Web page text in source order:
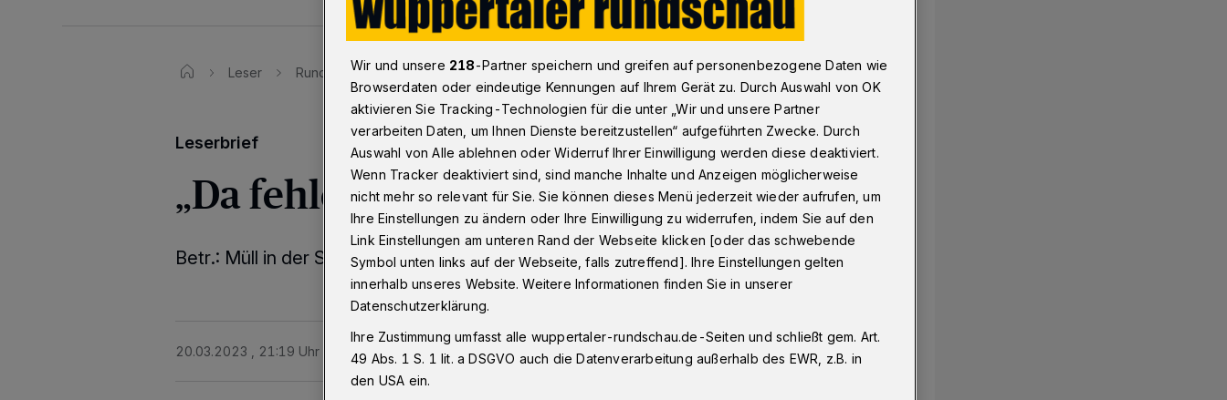
Leser Rundschau-Leserbrief zum Müll in der Stadt
Leserbrief
„Da fehlen mir die Worte“
Betr.: Müll in der Stadt
20.03.2023 , 21:19 Uhr Eine Minute Lesezeit
Wir und unsere 218-Partner speichern und greifen auf personenbezogene Daten wie
Browserdaten oder eindeutige Kennungen auf Ihrem Gerät zu. Durch Auswahl von OK
aktivieren Sie Tracking-Technologien für die unter „Wir und unsere Partner
verarbeiten Daten, um Ihnen Dienste bereitzustellen“ aufgeführten Zwecke. Durch
Auswahl von Alle ablehnen oder Widerruf Ihrer Einwilligung werden diese deaktiviert.
Wenn Tracker deaktiviert sind, sind manche Inhalte und Anzeigen möglicherweise
nicht mehr so relevant für Sie. Sie können dieses Menü jederzeit wieder aufrufen, um
Ihre Einstellungen zu ändern oder Ihre Einwilligung zu widerrufen, indem Sie auf den
Link Einstellungen am unteren Rand der Webseite klicken [oder das schwebende
Symbol unten links auf der Webseite, falls zutreffend]. Ihre Einstellungen gelten
innerhalb unseres Website. Weitere Informationen finden Sie in unserer
Datenschutzerklärung.
Ihre Zustimmung umfasst alle wuppertaler-rundschau.de-Seiten und schließt gem. Art.
49 Abs. 1 S. 1 lit. a DSGVO auch die Datenverarbeitung außerhalb des EWR, z.B. in
den USA ein.